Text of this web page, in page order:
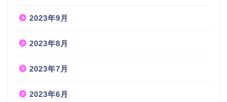
2023年9月
2023年8月
2023年7月
2023年6月